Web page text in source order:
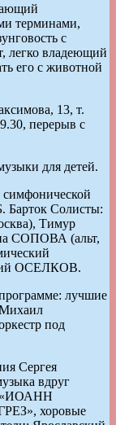
терминами,
с
легко владеющий
его с животной
13, т.
перерыв с
для детей.
симфонической
Барток Солисты:
Тимур
СОПОВА (альт,
ОСЕЛКОВ.
лучшие
под
Сергея
вдруг
«ИОАНН
хоровые